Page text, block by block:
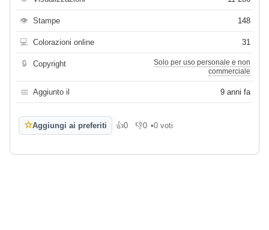
👁 Stampe 148
💻 Colorazioni online 31
🔒 Copyright
Solo per uso personale e non
commerciale
📅 Aggiunto il 9 anni fa
☆Aggiungi ai preferiti 👍0
Mi piace
👎0
Non mi piace
•0 voti